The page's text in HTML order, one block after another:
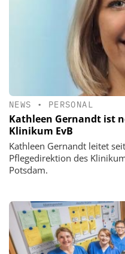
NEWS • PERSONAL
Kathleen Gernandt ist
Klinikum EvB
Kathleen Gernandt leitet
Pflegedirektion des
Potsdam.